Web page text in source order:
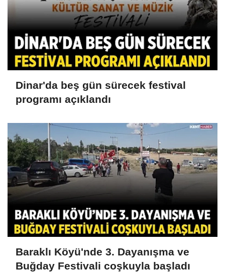
Dinar'da beş gün sürecek festival
programı açıklandı
Baraklı Köyü'nde 3. Dayanışma ve
Buğday Festivali coşkuyla başladı